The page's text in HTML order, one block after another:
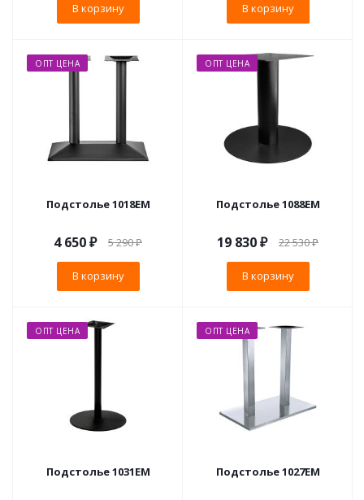
В корзину В корзину
ОПТ ЦЕНА
Подстолье 1018EM
4 650₽ 5 290₽
В корзину
ОПТ ЦЕНА
Подстолье 1088EM
19 830₽ 22 530₽
В корзину
ОПТ ЦЕНА
Подстолье 1031EM
ОПТ ЦЕНА
Подстолье 1027EM